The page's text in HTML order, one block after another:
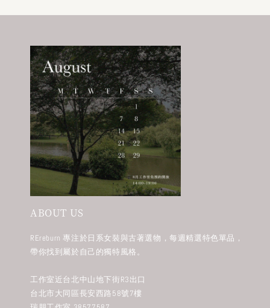
ABOUT US
REreburn 專注於日系女裝與古著選物，每週精選特色單品，
帶你找到屬於自己的獨特風格。
工作室近台北中山地下街R3出口
台北市大同區長安西路58號7樓